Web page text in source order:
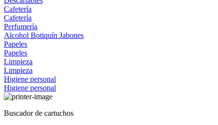
Cafetería
Cafetería
Perfumería
Alcohol Botiquín Jabones
Papeles
Papeles
Limpieza
Limpieza
Higiene personal
Higiene personal
Buscador de cartuchos